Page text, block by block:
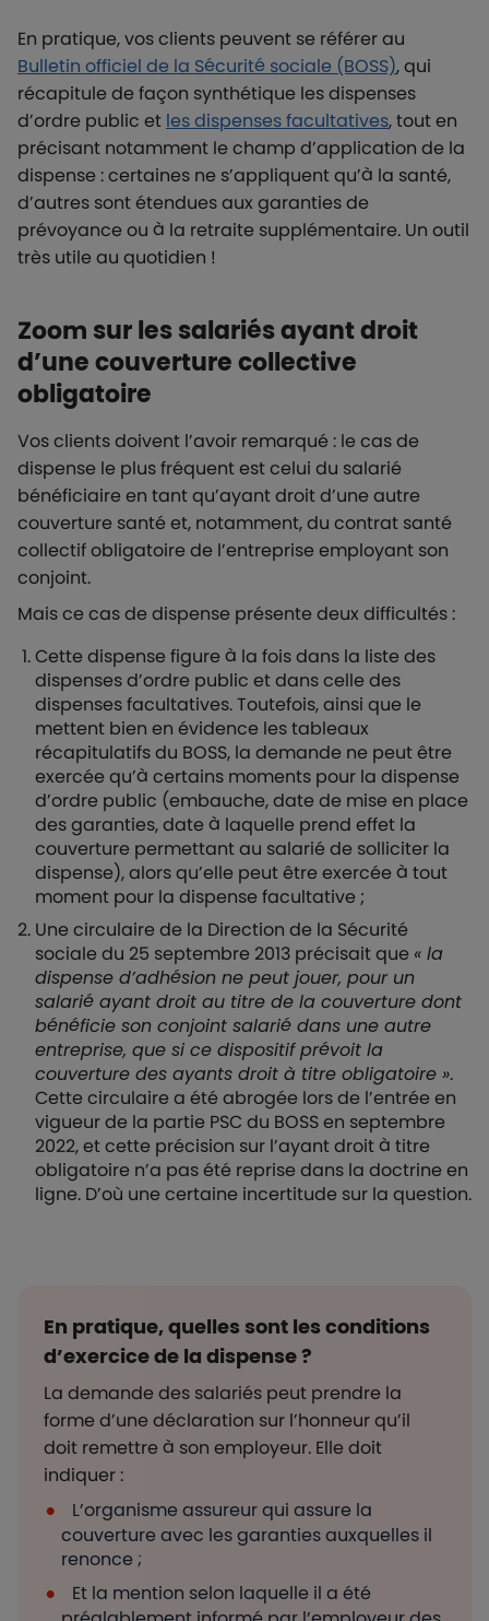
En pratique, vos clients peuvent se référer au
Bulletin officiel de la Sécurité sociale (BOSS), qui
récapitule de façon synthétique les dispenses
d’ordre public et les dispenses facultatives, tout en
précisant notamment le champ d’application de la
dispense : certaines ne s’appliquent qu’à la santé,
d’autres sont étendues aux garanties de
prévoyance ou à la retraite supplémentaire. Un outil
très utile au quotidien !
Zoom sur les salariés ayant droit
d’une couverture collective
obligatoire
Vos clients doivent l’avoir remarqué : le cas de
dispense le plus fréquent est celui du salarié
bénéficiaire en tant qu’ayant droit d’une autre
couverture santé et, notamment, du contrat santé
collectif obligatoire de l’entreprise employant son
conjoint.
Mais ce cas de dispense présente deux difficultés :
Cette dispense figure à la fois dans la liste des
dispenses d’ordre public et dans celle des
dispenses facultatives. Toutefois, ainsi que le
mettent bien en évidence les tableaux
récapitulatifs du BOSS, la demande ne peut être
exercée qu’à certains moments pour la dispense
d’ordre public (embauche, date de mise en place
des garanties, date à laquelle prend effet la
couverture permettant au salarié de solliciter la
dispense), alors qu’elle peut être exercée à tout
moment pour la dispense facultative ;
Une circulaire de la Direction de la Sécurité
sociale du 25 septembre 2013 précisait que « la
dispense d’adhésion ne peut jouer, pour un
salarié ayant droit au titre de la couverture dont
bénéficie son conjoint salarié dans une autre
entreprise, que si ce dispositif prévoit la
couverture des ayants droit à titre obligatoire ».
Cette circulaire a été abrogée lors de l’entrée en
vigueur de la partie PSC du BOSS en septembre
2022, et cette précision sur l’ayant droit à titre
obligatoire n’a pas été reprise dans la doctrine en
ligne. D’où une certaine incertitude sur la question.
En pratique, quelles sont les conditions
d’exercice de la dispense ?
La demande des salariés peut prendre la
forme d’une déclaration sur l’honneur qu’il
doit remettre à son employeur. Elle doit
indiquer :
L’organisme assureur qui assure la
couverture avec les garanties auxquelles il
renonce ;
Et la mention selon laquelle il a été